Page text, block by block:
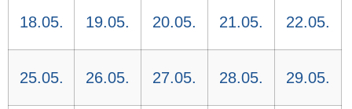
18.05. 19.05. 20.05. 21.05. 22.05.
25.05. 26.05. 27.05. 28.05. 29.05.